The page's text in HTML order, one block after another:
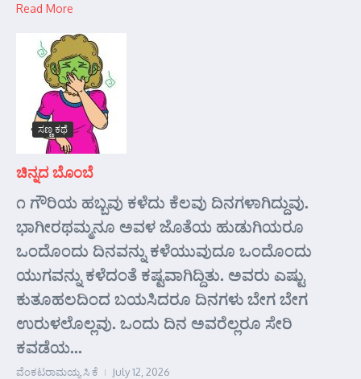
Read More
ಸಣ್ಣ ಕಥೆ
ಚಿನ್ನದ ಬೊಂಬೆ
೧ ಗೌರಿಯ ಹಬ್ಬವು ಕಳೆದು ಕೆಲವು ದಿನಗಳಾಗಿದ್ದುವು.
ಭಾಗೀರಥಮ್ಮನೂ ಅವಳ ಜೊತೆಯ ಹುಡುಗಿಯರೂ
ಒಂದೊಂದು ದಿನವನ್ನು ಕಳೆಯುವುದೂ ಒಂದೊಂದು
ಯುಗವನ್ನು ಕಳೆದಂತೆ ಕಷ್ಟವಾಗಿದ್ದಿತು. ಅವರು ಎಷ್ಟು
ಕುತೂಹಲದಿಂದ ಬಯಸಿದರೂ ದಿನಗಳು ಬೇಗ ಬೇಗ
ಉರುಳಲೊಲ್ಲವು. ಒಂದು ದಿನ ಅವರೆಲ್ಲರೂ ಸೇರಿ
ಕವಡೆಯ...
ವೆಂಕಟರಾಮಯ್ಯ ಸಿ ಕೆ July 12, 2026